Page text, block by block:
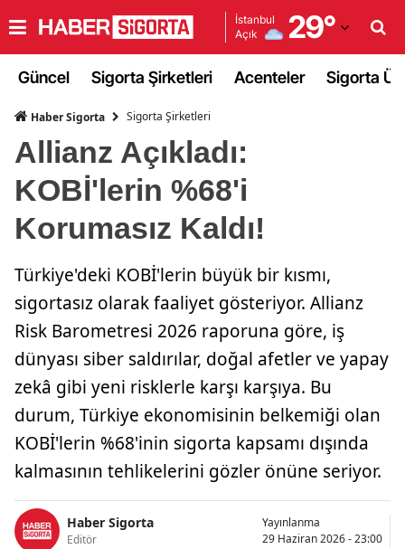
İstanbul
Açık
29°
Adana
Ankara
Antalya
Artvin
Aydın
Balıkesir
Bilecik
Bingöl
Bitlis
Bolu
Güncel Sigorta Şirketleri Acenteler Sigorta
Haber Sigorta Sigorta Şirketleri
Allianz Açıkladı:
KOBİ'lerin %68'i
Korumasız Kaldı!
Türkiye'deki KOBİ'lerin büyük bir kısmı,
sigortasız olarak faaliyet gösteriyor. Allianz
Risk Barometresi 2026 raporuna göre, iş
dünyası siber saldırılar, doğal afetler ve yapay
zekâ gibi yeni risklerle karşı karşıya. Bu
durum, Türkiye ekonomisinin belkemiği olan
KOBİ'lerin %68'inin sigorta kapsamı dışında
kalmasının tehlikelerini gözler önüne seriyor.
Haber Sigorta
Editör
Yayınlanma
29 Haziran 2026 - 23:00